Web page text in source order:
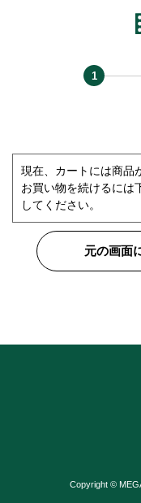
現在、カートには商品
お買い物を続けるには
してください。
元の画面
Copyright ©